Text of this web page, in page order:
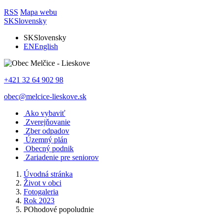
RSS Mapa webu
SKSlovensky
SKSlovensky
ENEnglish
+421 32 64 902 98
obec@melcice-lieskove.sk
Ako vybaviť
Zverejňovanie
Zber odpadov
Územný plán
Obecný podnik
Zariadenie pre seniorov
Úvodná stránka
Život v obci
Fotogaleria
Rok 2023
POhodové popoludnie